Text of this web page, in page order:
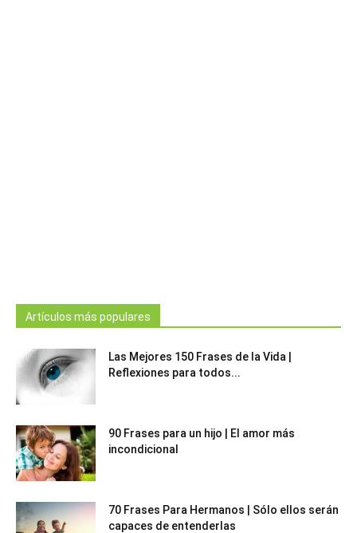
Artículos más populares
Las Mejores 150 Frases de la Vida |
Reflexiones para todos...
90 Frases para un hijo | El amor más
incondicional
70 Frases Para Hermanos | Sólo ellos serán
capaces de entenderlas